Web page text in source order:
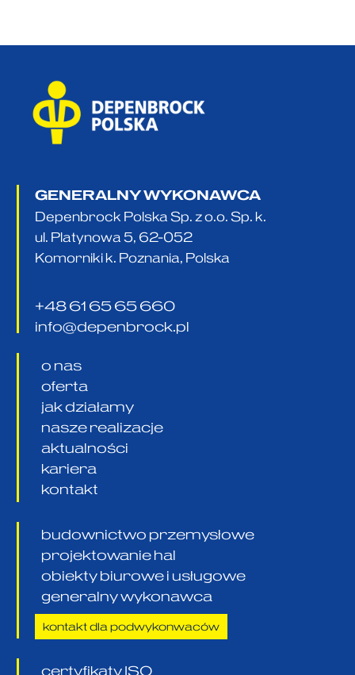
GENERALNY WYKONAWCA
Depenbrock Polska Sp. z o.o. Sp. k.
ul. Platynowa 5, 62-052
Komorniki k. Poznania, Polska
+48 61 65 65 660
info@depenbrock.pl
o nas
oferta
jak działamy
nasze realizacje
aktualności
kariera
kontakt
budownictwo przemysłowe
projektowanie hal
obiekty biurowe i usługowe
generalny wykonawca
kontakt dla podwykonwaców
certyfikaty ISO